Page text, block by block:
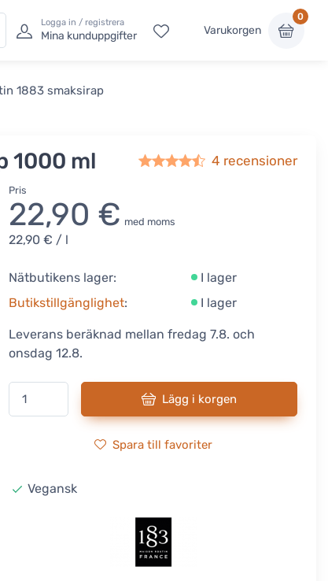
Logga in / registrera
Mina kunduppgifter Varukorgen
0
1883 smaksirap
1000 ml 4 recensioner
Pris
22,90 € med moms
22,90 € / l
Nätbutikens lager:
I lager
Butikstillgänglighet: I lager
Leverans beräknad mellan fredag 7.8. och
onsdag 12.8.
Lägg i korgen
Spara till favoriter
Vegansk